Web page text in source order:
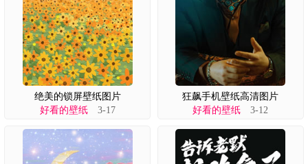
绝美的锁屏壁纸图片
好看的壁纸3-17
狂飙手机壁纸高清图片
好看的壁纸 3-12